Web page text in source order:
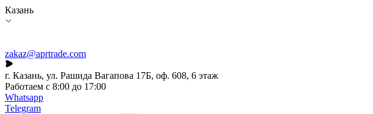
Казань
zakaz@aprtrade.com
г. Казань, ул. Рашида Вагапова 17Б, оф. 608, 6 этаж
Работаем с 8:00 до 17:00
Whatsapp
Telegram